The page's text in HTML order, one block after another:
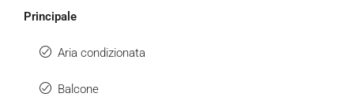
Principale
Aria condizionata
Balcone